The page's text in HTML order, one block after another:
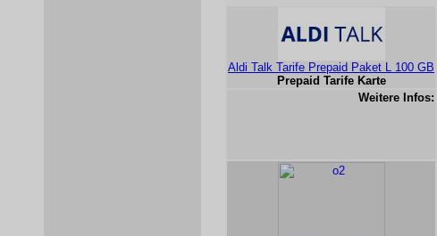
Aldi Talk Tarife Prepaid Paket L 100 GB
Prepaid Tarife Karte
Weitere Infos: